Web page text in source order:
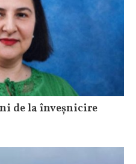
de la înveșnicire